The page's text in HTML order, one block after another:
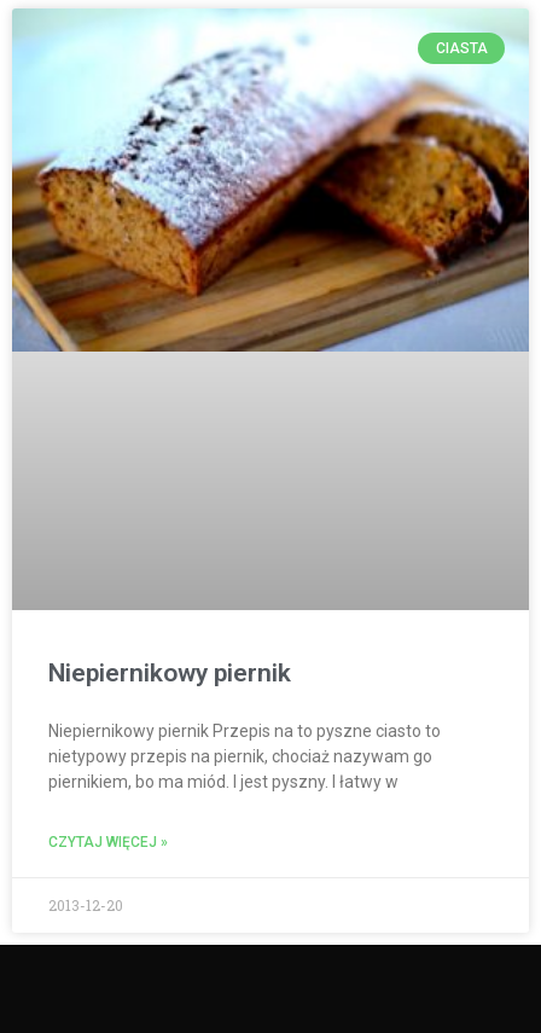
CIASTA
Niepiernikowy piernik
Niepiernikowy piernik Przepis na to pyszne ciasto to
nietypowy przepis na piernik, chociaż nazywam go
piernikiem, bo ma miód. I jest pyszny. I łatwy w
CZYTAJ WIĘCEJ »
2013-12-20